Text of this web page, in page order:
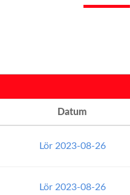
Datum
Lör 2023-08-26
Lör 2023-08-26